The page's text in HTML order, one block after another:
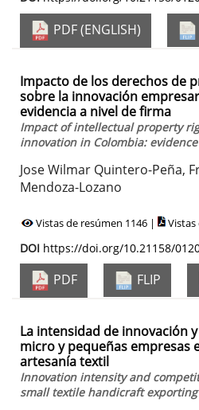
PDF (ENGLISH)
Impacto de los derechos de
sobre la innovación
evidencia a nivel de firma
Impact of intellectual property
innovation in Colombia:
Jose Wilmar Quintero-Peña,
Mendoza-Lozano
Vistas de resúmen 1146 | Vistas
DOI https://doi.org/10.21158/
PDF FLIP
La intensidad de innovación
micro y pequeñas empresas
artesanía textil
Innovation intensity and
small textile handicraft